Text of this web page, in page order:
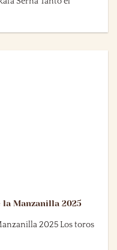
la Manzanilla 2025
2025 Los toros